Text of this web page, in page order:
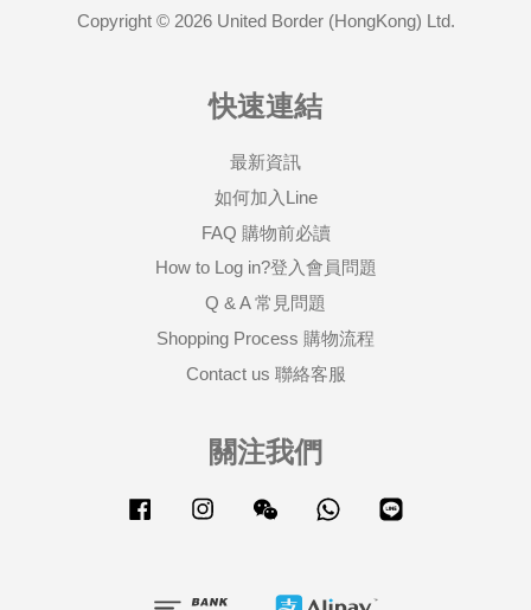
Copyright © 2026 United Border (HongKong) Ltd.
快速連結
最新資訊
如何加入Line
FAQ 購物前必讀
How to Log in?登入會員問題
Q & A 常見問題
Shopping Process 購物流程
Contact us 聯絡客服
關注我們
Facebook Instagram Wechat Whatsapp